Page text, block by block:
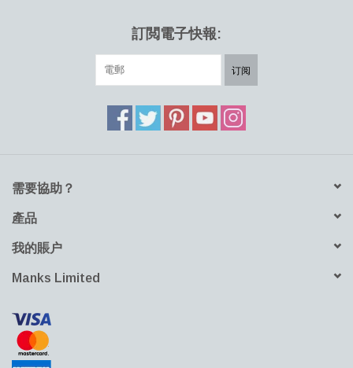
訂閲電子快報:
订阅
需要協助？
產品
我的賬户
Manks Limited